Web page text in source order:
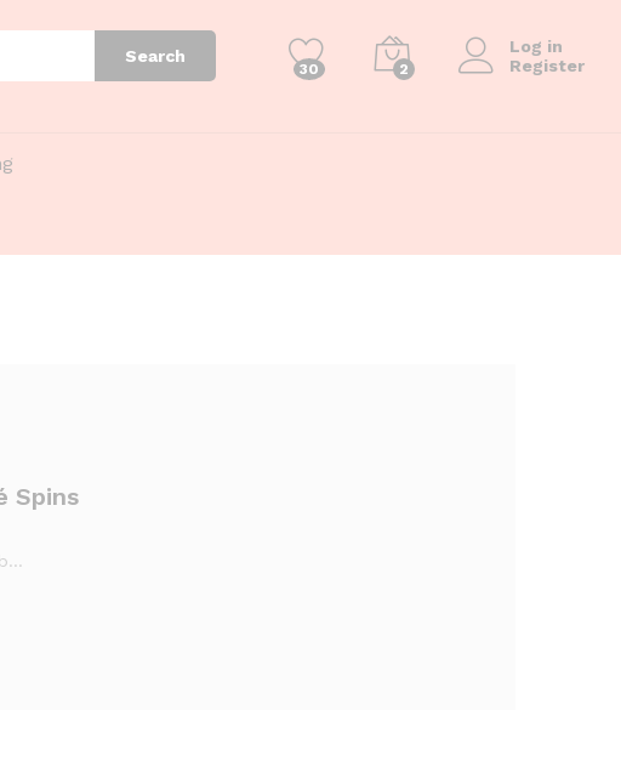
Search
30 2
Log in
Register
Spins